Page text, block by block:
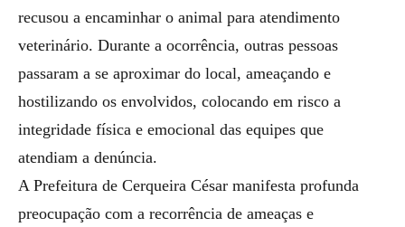
recusou a encaminhar o animal para atendimento
veterinário. Durante a ocorrência, outras pessoas
passaram a se aproximar do local, ameaçando e
hostilizando os envolvidos, colocando em risco a
integridade física e emocional das equipes que
atendiam a denúncia.
A Prefeitura de Cerqueira César manifesta profunda
preocupação com a recorrência de ameaças e